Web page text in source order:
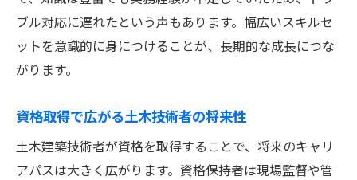
ブル対応に遅れたという声もあります。幅広いスキルセ
ットを意識的に身につけることが、長期的な成長につな
がります。
資格取得で広がる土木技術者の将来性
土木建築技術者が資格を取得することで、将来のキャリ
アパスは大きく広がります。資格保持者は現場監督や管